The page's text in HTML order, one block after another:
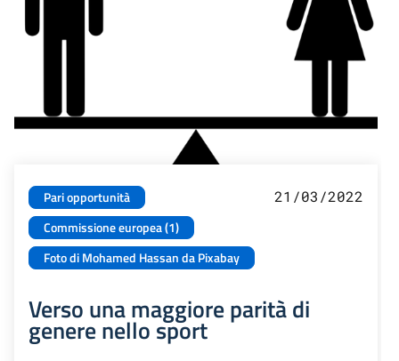
Pari opportunità
Commissione europea (1)
Foto di Mohamed Hassan da Pixabay
21/03/2022
Verso una maggiore parità di
genere nello sport